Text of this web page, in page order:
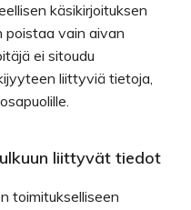
käsikirjoituksen
poistaa vain aivan
ei sitoudu
liittyviä tietoja,
liittyvät tiedot
toimitukselliseen